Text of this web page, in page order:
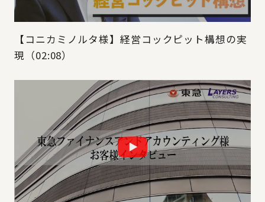
【コニカミノルタ様】経営コックピット構想の実
現（02:08）